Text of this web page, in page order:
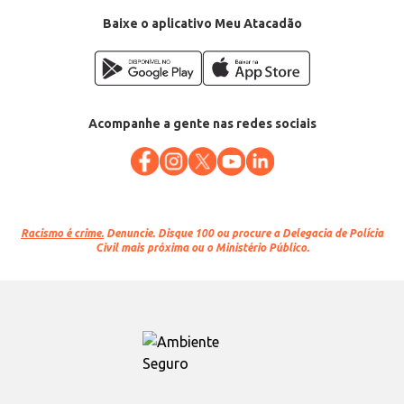
Baixe o aplicativo Meu Atacadão
Acompanhe a gente nas redes sociais
Racismo é crime. Denuncie. Disque 100 ou procure a Delegacia de Polícia
Civil mais próxima ou o Ministério Público.